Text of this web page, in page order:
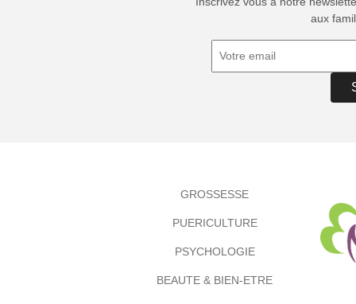
aux
GROSSESSE
PUERICULTURE
PSYCHOLOGIE
BEAUTE & BIEN-ETRE